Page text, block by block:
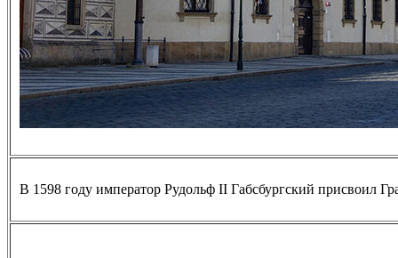
В 1598 году император Рудольф II Габсбургский присвоил